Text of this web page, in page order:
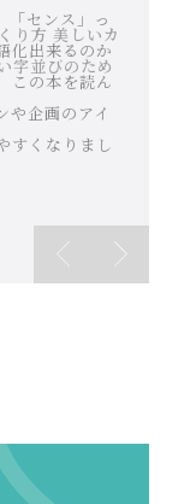
則についてま
の名著。この
いる4原則を知
「センス」っ
化出来るのか
この本を読ん
や企画のアイ
すくなりまし
り方 美しいカ
字並びのため
イン
ザイナーや制
められた本で
ク系がメイン
務所DRAFT代
の著書。ブラ
インに携わる
になる一冊だ
シング
イン
「センス」っ
化出来るのか
この本を読ん
や企画のアイ
すくなりまし
のぶれやすいブ
ランディングに
ついて、言語化
から実践するた
めの方法までが